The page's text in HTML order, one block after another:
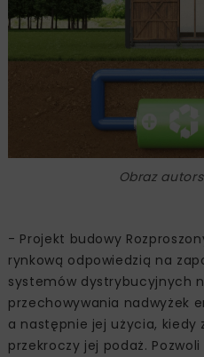
Obraz
- Projekt budowy
rynkową odpowiedzią na
systemów dystrybucyjnych
przechowywania nadwyżek
a następnie jej użycia, kiedy
przekroczy jej podaż.